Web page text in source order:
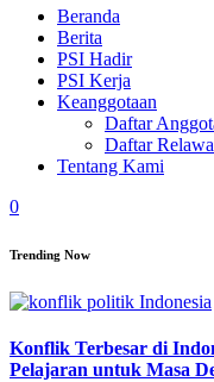
Beranda
Berita
PSI Hadir
PSI Kerja
Keanggotaan
Daftar
Daftar
Tentang Kami
0
Trending Now
Konflik Terbesar di
Pelajaran untuk Masa